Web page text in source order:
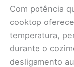
Com potência
cooktop
temperatura,
durante o
desligamento